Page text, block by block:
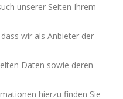
unserer Seiten Ihrem
wir als Anbieter der
Daten sowie deren
hierzu finden Sie